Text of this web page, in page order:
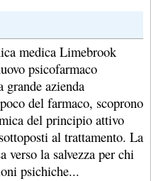
medica Limebrook
psicofarmaco
grande azienda
del farmaco, scoprono
del principio attivo
al trattamento. La
verso la salvezza per chi
psichiche...